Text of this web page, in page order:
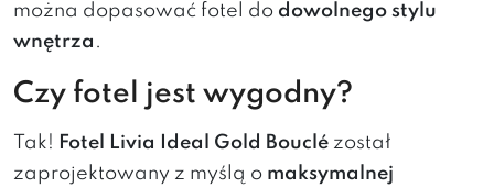
można dopasować fotel do dowolnego stylu
wnętrza .
Czy fotel jest wygodny?
Tak! Fotel Livia Ideal Gold Bouclé został
zaprojektowany z myślą o maksymalnej